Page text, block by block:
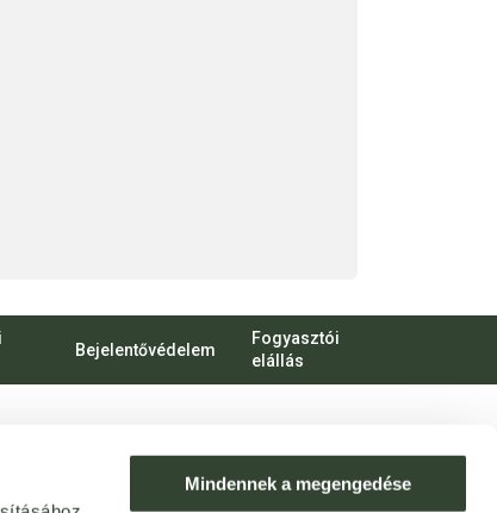
Mindennek a megengedése
Bejelentővédelem
Fogyasztói
elállás